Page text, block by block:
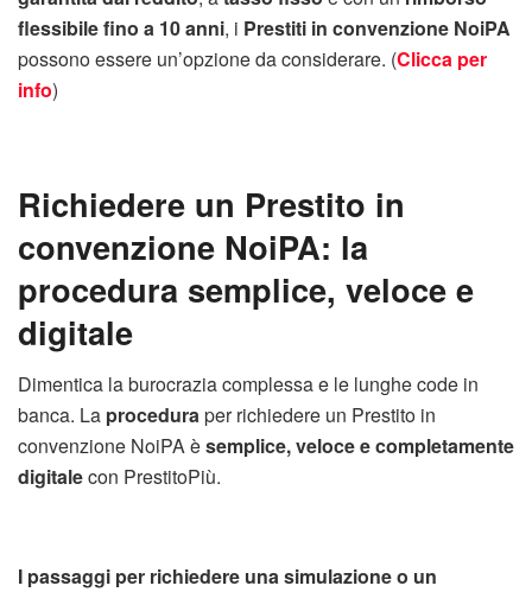
flessibile fino a 10 anni, i Prestiti in convenzione NoiPA
possono essere un’opzione da considerare. (Clicca per
info)
Richiedere un Prestito in
convenzione NoiPA: la
procedura semplice, veloce e
digitale
Dimentica la burocrazia complessa e le lunghe code in
banca. La proceduraper richiedere un Prestito in
convenzione NoiPA èsemplice, veloce e completamente
digitalecon PrestitoPiù.
I passaggi per richiedere una simulazione o un